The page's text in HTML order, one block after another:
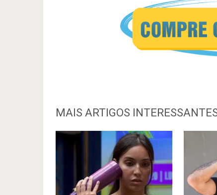
MAIS ARTIGOS